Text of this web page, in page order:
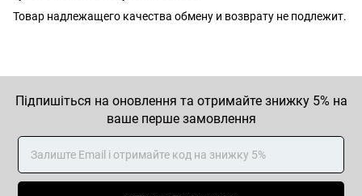
Товар надлежащего качества обмену и возврату не подлежит.
Підпишіться на оновлення та отримайте знижку 5% на
ваше перше замовлення